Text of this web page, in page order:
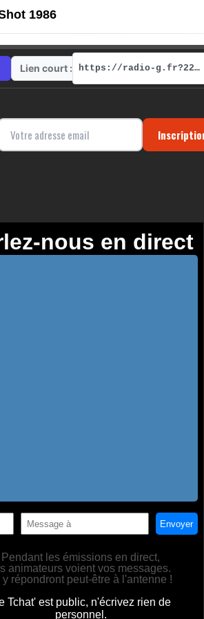
1986
Lien court : https://radio-g.fr?22167